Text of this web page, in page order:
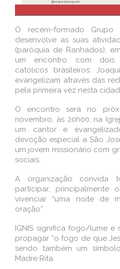
O recém-formado Grupo
desenvolve as suas
(paróquia de Ranhados),
um encontro com dois
católicos brasileiros:
evangelizam através das
pela primeira vez nesta
O encontro será no
novembro, às 20h00, na
um cantor e
devoção especial a São
um jovem missionário com
sociais.
A organização convida
participar, principalmente
vivenciar “uma noite de
oração”.
IGNIS significa fogo/lume e
propagar “o fogo de que
sendo também um
Madre Rita.